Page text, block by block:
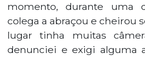
momento, durante uma
colega a abraçou e cheirou
lugar tinha muitas
denunciei e exigi alguma